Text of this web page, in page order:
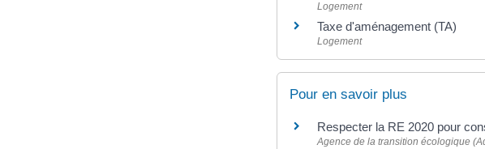
Logement
Taxe d'aménagement (TA)
Logement
Pour en savoir plus
Respecter la RE 2020 pour
Agence de la transition écologique